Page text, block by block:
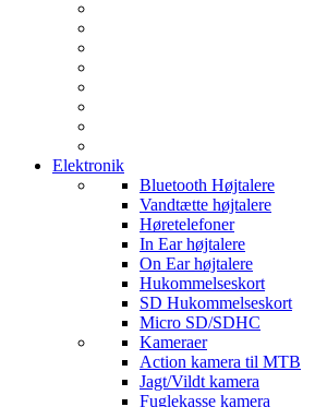
Elektronik
Bluetooth Højtalere
Vandtætte højtalere
Høretelefoner
In Ear højtalere
On Ear højtalere
Hukommelseskort
SD Hukommelseskort
Micro SD/SDHC
Kameraer
Action kamera til MTB
Jagt/Vildt kamera
Fuglekasse kamera